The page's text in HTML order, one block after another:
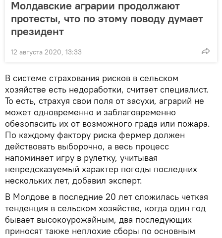
Молдавские аграрии продолжают
протесты, что по этому поводу думает
президент
12 августа 2020, 13:33
В системе страхования рисков в сельском
хозяйстве есть недоработки, считает специалист.
То есть, страхуя свои поля от засухи, аграрий не
может одновременно и заблаговременно
обезопасить их от возможного града или пожара.
По каждому фактору риска фермер должен
действовать выборочно, а весь процесс
напоминает игру в рулетку, учитывая
непредсказуемый характер погоды последних
нескольких лет, добавил эксперт.
В Молдове в последние 20 лет сложилась четкая
тенденция в сельском хозяйстве, когда один год
бывает высокоурожайным, два последующих
приносят также неплохие сборы по основным